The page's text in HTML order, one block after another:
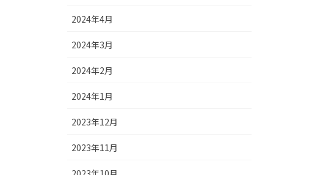
2024年4月
2024年3月
2024年2月
2024年1月
2023年12月
2023年11月